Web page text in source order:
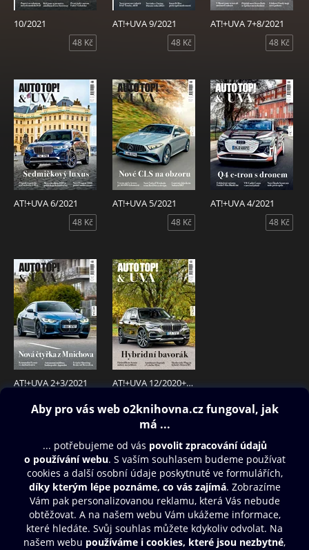
10/2021
48 Kč
AT!+UVA 9/2021
48 Kč
AT!+UVA 7+8/2021
48 Kč
AT!+UVA 6/2021
48 Kč
AT!+UVA 5/2021
48 Kč
AT!+UVA 4/2021
48 Kč
AT!+UVA 2+3/2021
48 Kč
AT!+UVA 12/2020+1/2021
Obsah ke stažení
Moje O2 Knihovna
Další zábava